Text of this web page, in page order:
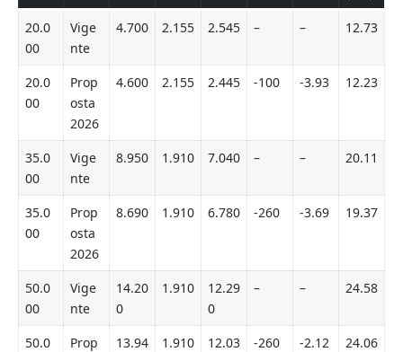
20.0
00
Vige
nte
4.700 2.155 2.545 – – 12.73
20.0
00
Prop
osta
2026
4.600 2.155 2.445 -100 -3.93 12.23
35.0
00
Vige
nte
8.950 1.910 7.040 – – 20.11
35.0
00
Prop
osta
2026
8.690 1.910 6.780 -260 -3.69 19.37
50.0
00
Vige
nte
14.20
0
1.910
12.29
0
– – 24.58
50.0
Prop
13.94
1.910
12.03
-260 -2.12 24.06